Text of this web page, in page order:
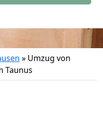
» Umzug von
Taunus